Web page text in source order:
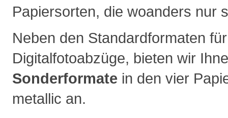
Papiersorten, die woanders nur
Neben den Standardformaten
Digitalfotoabzüge, bieten wir
Sonderformate in den vier
metallic an.